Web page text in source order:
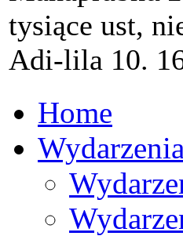
tysiące ust,
Adi-lila 10.
Home
Wydarzenia